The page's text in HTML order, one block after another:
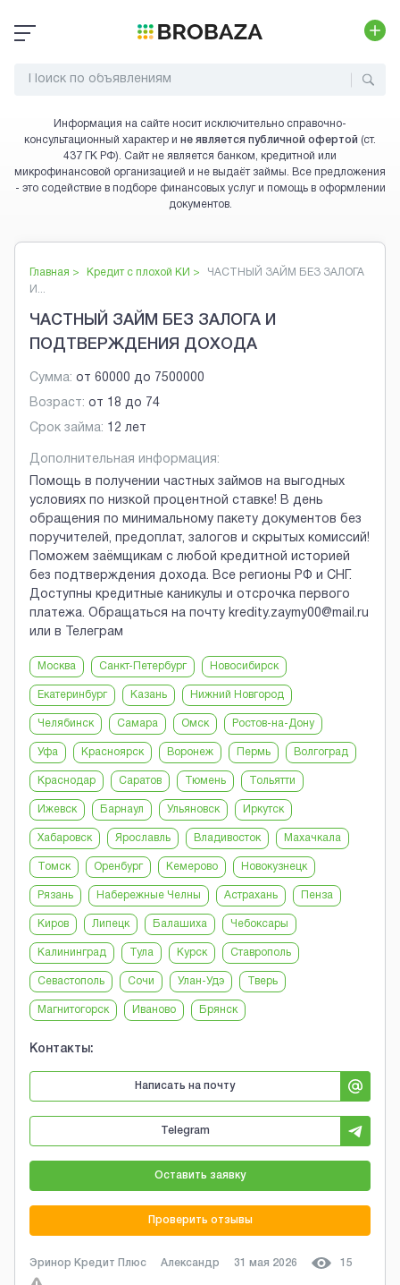
Информация на сайте носит исключительно справочно-
консультационный характер и не является публичной офертой (ст.
437 ГК РФ). Сайт не является банком, кредитной или
микрофинансовой организацией и не выдаёт займы. Все предложения
- это содействие в подборе финансовых услуг и помощь в оформлении
документов.
Главная > Кредит с плохой КИ >
ЧАСТНЫЙ ЗАЙМ БЕЗ ЗАЛОГА
И...
ЧАСТНЫЙ ЗАЙМ БЕЗ ЗАЛОГА И
ПОДТВЕРЖДЕНИЯ ДОХОДА
Сумма: от 60000 до 7500000
Возраст: от 18 до 74
Срок займа: 12 лет
Дополнительная информация:
Помощь в получении частных займов на выгодных
условиях по низкой процентной ставке! В день
обращения по минимальному пакету документов без
поручителей, предоплат, залогов и скрытых комиссий!
Поможем заёмщикам с любой кредитной историей
без подтверждения дохода. Все регионы РФ и СНГ.
Доступны кредитные каникулы и отсрочка первого
платежа. Обращаться на почту kredity.zaymy00@mail.ru
или в Телеграм
Москва Санкт-Петербург Новосибирск
Екатеринбург Казань Нижний Новгород
Челябинск Самара Омск Ростов-на-Дону
Уфа Красноярск Воронеж Пермь Волгоград
Краснодар Саратов Тюмень Тольятти
Ижевск Барнаул Ульяновск Иркутск
Хабаровск Ярославль Владивосток Махачкала
Томск Оренбург Кемерово Новокузнецк
Рязань Набережные Челны Астрахань Пенза
Киров Липецк Балашиха Чебоксары
Калининград Тула Курск Ставрополь
Севастополь Сочи Улан-Удэ Тверь
Магнитогорск Иваново Брянск
Контакты:
Написать на почту
Telegram
Оставить заявку
Проверить отзывы
Эринор Кредит Плюс Александр 31 мая 2026 15